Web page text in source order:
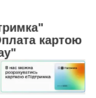
картою